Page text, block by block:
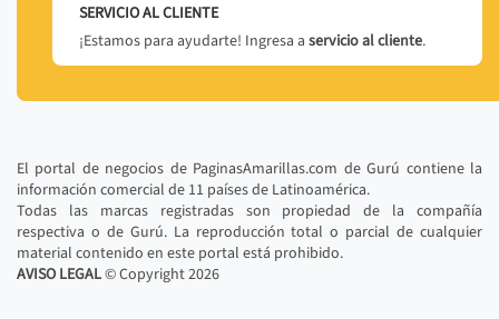
SERVICIO AL CLIENTE
¡Estamos para ayudarte! Ingresa a servicio al cliente.
El portal de negocios de PaginasAmarillas.com de Gurú contiene la
información comercial de 11 países de Latinoamérica.
Todas las marcas registradas son propiedad de la compañía
respectiva o de Gurú. La reproducción total o parcial de cualquier
material contenido en este portal está prohibido.
AVISO LEGAL© Copyright2026